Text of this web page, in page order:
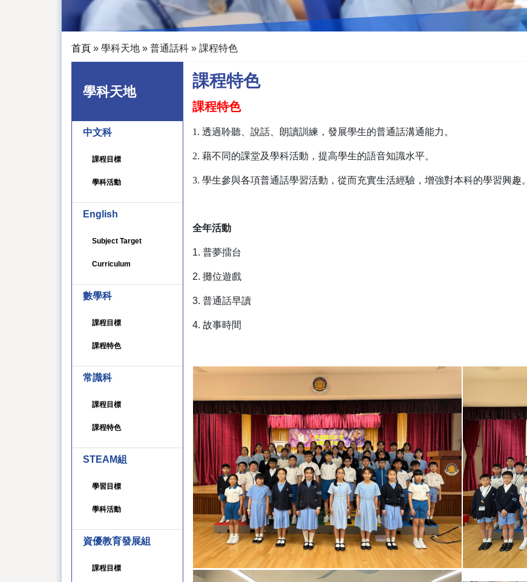
首頁 » 學科天地 » 普通話科 » 課程特色
學科天地
中文科
課程目標
學科活動
English
Subject Target
Curriculum
數學科
課程目標
課程特色
常識科
課程目標
課程特色
STEAM組
學習目標
學科活動
資優教育發展組
課程目標
課程特色
課程特色
1. 透過聆聽、說話、朗讀訓練，發展學生的普通話溝通能力。
2. 藉不同的課堂及學科活動，提高學生的語音知識水平。
3. 學生參與各項普通話學習活動，從而充實生活經驗，增強對本科的學習興趣。
全年活動
1. 普夢擂台
2. 攤位遊戲
3. 普通話早讀
4. 故事時間